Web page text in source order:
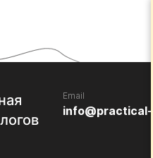
Email